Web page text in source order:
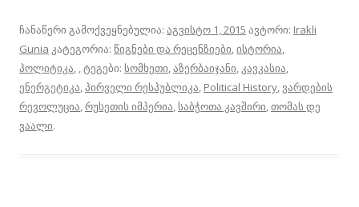
ჩანაწერი გამოქვეყნებულია: აგვისტო 1, 2015 ავტორი: Irakli
Gunia კატეგორია: წიგნები და რეცენზიები,ისტორია,
პოლიტიკა, , ტეგები: სომხეთი,აზერბაიჯანი,კავკასია,
ენერგეტიკა,პირველი რესპუბლიკა, Political History,ვარდების
რევოლუცია,რუსეთის იმპერია,საბჭოთა კავშირი,თომას დე
ვაალი.